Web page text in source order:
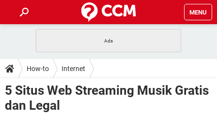
MENU
APLIKASI NONTON FILM & SERI
BUAT AKUN TIKTOK APLIKASI VIDEO-CALL
HOW-TO
SAFE MODE ANDROID
KODE RAHASIA NETFLIX
DOWNLOAD
ADOBE PREMIERE PRO
FORUM
How-to Internet
5 Situs Web Streaming Musik Gratis
dan Legal